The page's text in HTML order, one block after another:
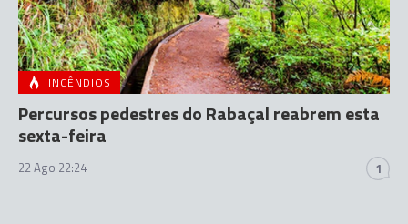
INCÊNDIOS
Percursos pedestres do Rabaçal reabrem esta
sexta-feira
22 Ago 22:24 1